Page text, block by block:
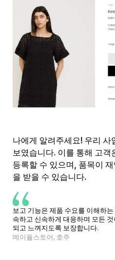
나에게 알려주세요! 우리 사
보였습니다. 이를 통해 고객
등록할 수 있으며, 품목이
을 받을 수 있습니다.
보고 기능은 제품 수요를 이해하
속하고 신속하게 대응하며 모든
되고 느껴지도록 보장합니다.
메이플스토어, 호주